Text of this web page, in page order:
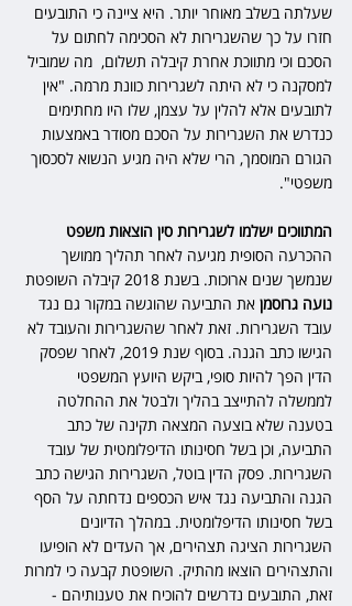
שעלתה בשלב מאוחר יותר. היא ציינה כי התובעים
חזרו על כך שהשגרירות לא הסכימה לחתום על
הסכם וכי מתווכת אחרת קיבלה תשלום,  מה שמוביל
למסקנה כי לא היתה לשגרירות כוונת מרמה. "אין
לתובעים אלא להלין על עצמן, שלו היו מחתימים
כנדרש את השגרירות על הסכם מסודר באמצעות
הגורם המוסמך, הרי שלא היה מגיע הנשוא לסכסוך
משפטי".
המתווכים ישלמו לשגרירות סין הוצאות משפט
ההכרעה הסופית מגיעה לאחר תהליך ממושך
שנמשך שנים ארוכות. בשנת 2018 קיבלה השופטת
נועה גרוסמן את התביעה שהוגשה במקור גם נגד
עובד השגרירות. זאת לאחר שהשגרירות והעובד לא
הגישו כתב הגנה. בסוף שנת 2019, לאחר שפסק
הדין הפך להיות סופי, ביקש היועץ המשפטי
לממשלה להתייצב בהליך ולבטל את ההחלטה
בטענה שלא בוצעה המצאה תקינה של כתב
התביעה, וכן בשל חסינותו הדיפלומטית של עובד
השגרירות. פסק הדין בוטל, השגרירות הגישה כתב
הגנה והתביעה נגד איש הכספים נדחתה על הסף
בשל חסינותו הדיפלומטית. במהלך הדיונים
השגרירות הציגה תצהירים, אך העדים לא הופיעו
והתצהירים הוצאו מהתיק. השופטת קבעה כי למרות
זאת, התובעים נדרשים להוכיח את טענותיהם -